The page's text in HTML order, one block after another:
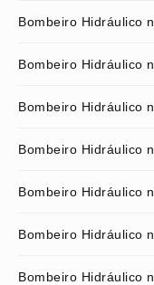
Bombeiro Hidráulico
Bombeiro Hidráulico
Bombeiro Hidráulico
Bombeiro Hidráulico
Bombeiro Hidráulico
Bombeiro Hidráulico
Bombeiro Hidráulico